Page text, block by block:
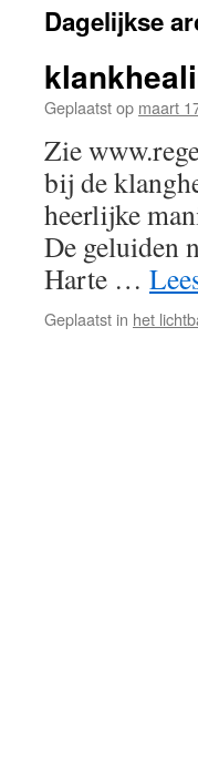
Dagelijkse
Geplaatst op maart
Zie
bij de
heerlijke
De geluiden
Harte …
Geplaatst in het